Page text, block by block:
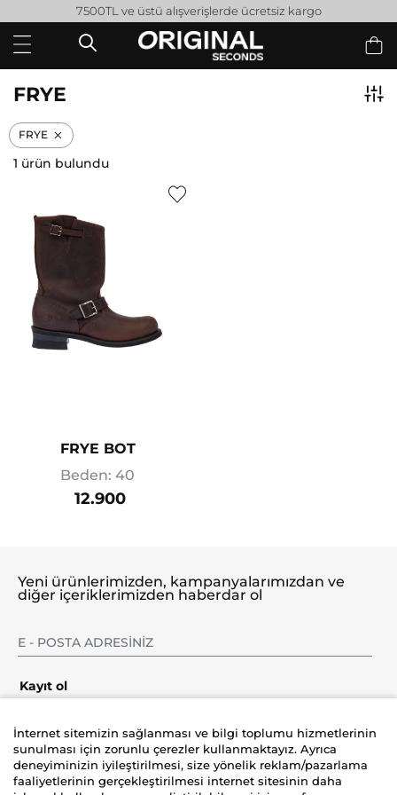
7500TL ve üstü alışverişlerde ücretsiz kargo
FRYE
FRYE
1 ürün bulundu
FRYE BOT
Beden: 40
12.900
Şirket
Yeni ürünlerimizden, kampanyalarımızdan ve
diğer içeriklerimizden haberdar ol
Kayıt ol
İnternet sitemizin sağlanması ve bilgi toplumu hizmetlerinin
sunulması için zorunlu çerezler kullanmaktayız. Ayrıca
deneyiminizin iyileştirilmesi, size yönelik reklam/pazarlama
faaliyetlerinin gerçekleştirilmesi internet sitesinin daha